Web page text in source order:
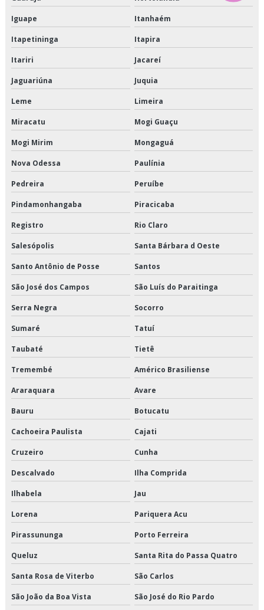
Terceirização de entregas fracionadas
Terceirização de logística de alimentos
Terceirização de logística de alimentos congelados
Terceirização de logística para perecíveis
Terceirização de transporte de alimentos perecíveis
Terceirização de transporte de climatizados
Terceirização de transporte de congelados
Terceirização de transporte de refrigerados
Terceirização de transporte fracionado de alimentos perecíveis
Terceirização de transporte produtos congelados
Terceirização de transporte produtos refrigerados
Transportadora de alimentos perecíveis
Transportadora de alimentos sp
Transportadora de carga fracionada em sp
Transportadora de carga refrigerada
Transportadora de carga refrigerada sp
Transportadora de cargas fracionadas
Transportadora de produtos alimentícios
Transportadora de produtos congelados
Transportadora fracionado
Iguape Itanhaém
Itapetininga Itapira
Itariri Jacareí
Jaguariúna Juquia
Leme Limeira
Miracatu Mogi Guaçu
Mogi Mirim Mongaguá
Nova Odessa Paulínia
Pedreira Peruíbe
Pindamonhangaba Piracicaba
Registro Rio Claro
Salesópolis Santa Bárbara d Oeste
Santo Antônio de Posse Santos
São José dos Campos São Luís do Paraitinga
Serra Negra Socorro
Sumaré Tatuí
Taubaté Tietê
Tremembé Américo Brasiliense
Araraquara Avare
Bauru Botucatu
Cachoeira Paulista Cajati
Cruzeiro Cunha
Descalvado Ilha Comprida
Ilhabela Jau
Lorena Pariquera Acu
Pirassununga Porto Ferreira
Queluz Santa Rita do Passa Quatro
Santa Rosa de Viterbo São Carlos
São João da Boa Vista São José do Rio Pardo